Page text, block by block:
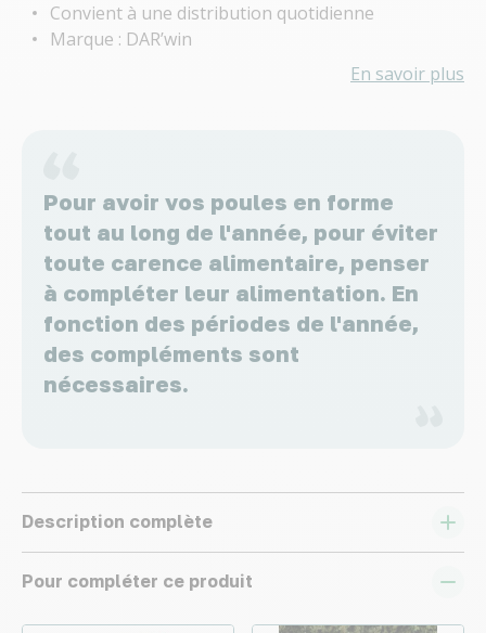
Convient à une distribution quotidienne
Marque : DAR’win
En savoir plus
Pour avoir vos poules en forme
tout au long de l'année, pour éviter
toute carence alimentaire, penser
à compléter leur alimentation. En
fonction des périodes de l'année,
des compléments sont
nécessaires.
Description complète
Pour compléter ce produit